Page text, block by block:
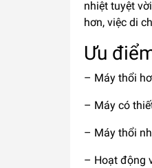
nhiệt tuyệt
hơn, việc di
Ưu
– Máy thổi
– Máy có
– Máy thổi
– Hoạt động